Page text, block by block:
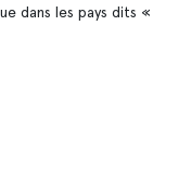
dans les pays dits «